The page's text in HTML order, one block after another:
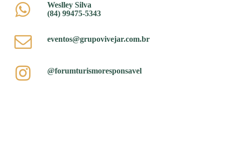
Weslley Silva
(84) 99475-5343
eventos@grupovivejar.com.br
@forumturismoresponsavel